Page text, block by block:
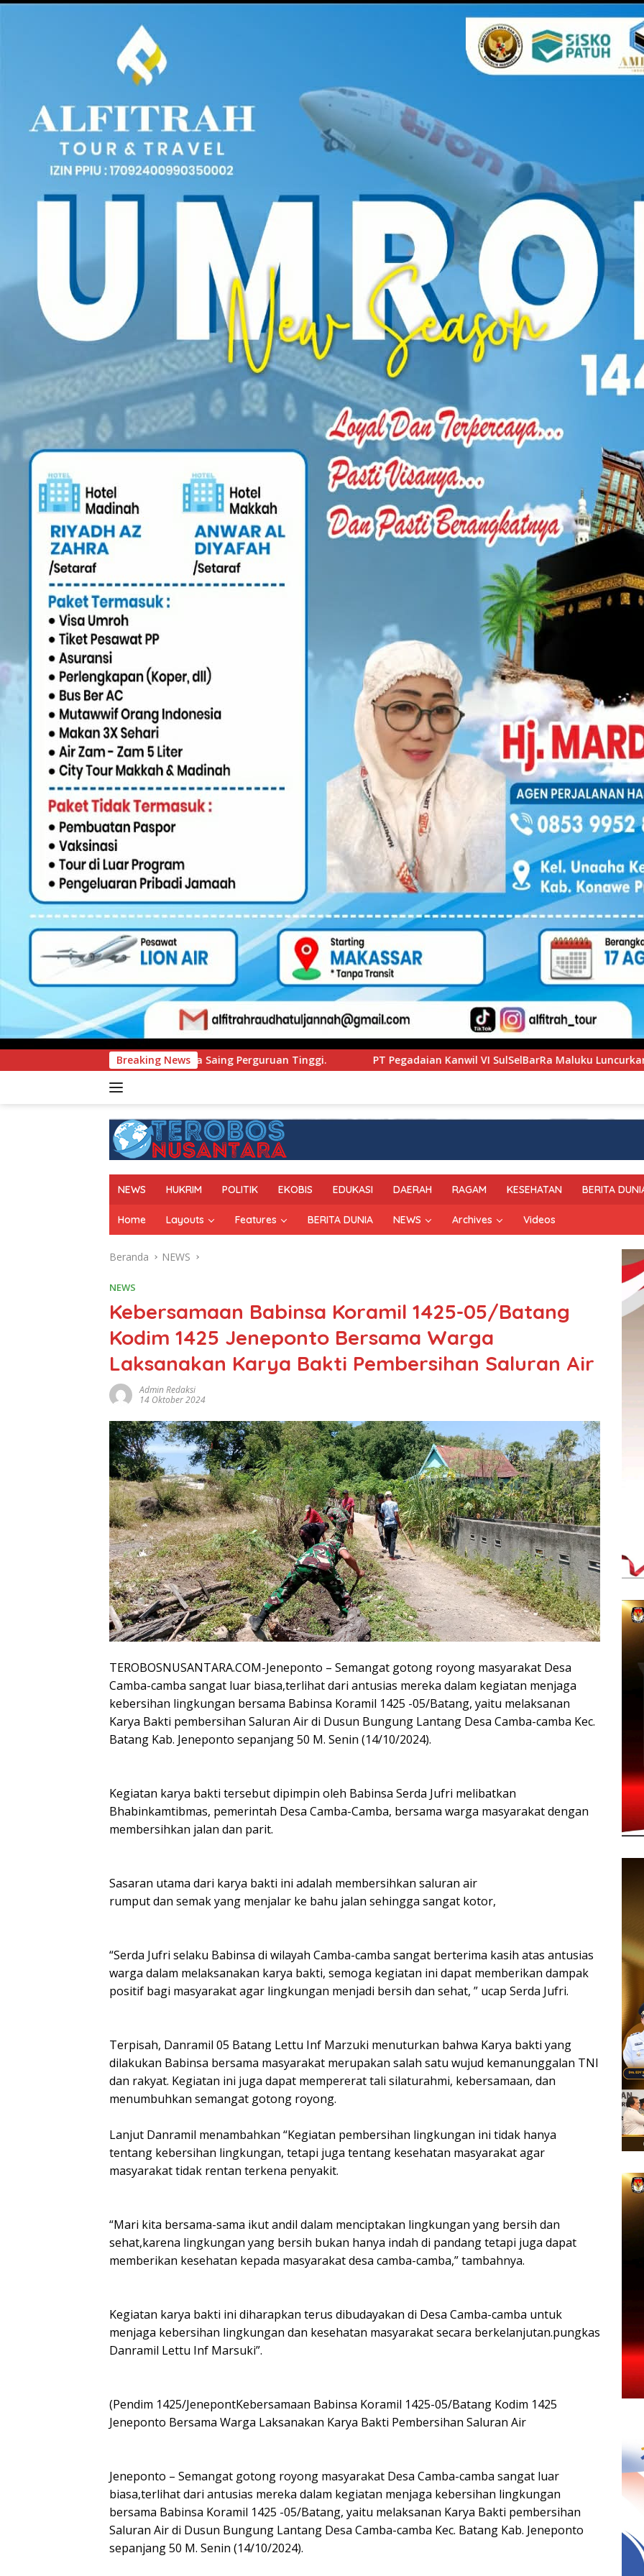
Breaking News
Daya Saing Perguruan Tinggi. PT Pegadaian Kanwil VI SulSelBarRa Maluku Luncurkan Program PANDE EMAS
NEWS HUKRIM POLITIK EKOBIS EDUKASI DAERAH RAGAM KESEHATAN BERITA
Home Layouts Features BERITA DUNIA NEWS Archives Videos
Beranda NEWS
NEWS
Kebersamaan Babinsa Koramil 1425-05/Batang
Kodim 1425 Jeneponto Bersama Warga
Laksanakan Karya Bakti Pembersihan Saluran Air
Admin Redaksi
14 Oktober 2024
TEROBOSNUSANTARA.COM-Jeneponto – Semangat gotong royong masyarakat Desa
Camba-camba sangat luar biasa,terlihat dari antusias mereka dalam kegiatan menjaga
kebersihan lingkungan bersama Babinsa Koramil 1425 -05/Batang, yaitu melaksanan
Karya Bakti pembersihan Saluran Air di Dusun Bungung Lantang Desa Camba-camba Kec.
Batang Kab. Jeneponto sepanjang 50 M. Senin (14/10/2024).
Kegiatan karya bakti tersebut dipimpin oleh Babinsa Serda Jufri melibatkan
Bhabinkamtibmas, pemerintah Desa Camba-Camba, bersama warga masyarakat dengan
membersihkan jalan dan parit.
Sasaran utama dari karya bakti ini adalah membersihkan saluran air
rumput dan semak yang menjalar ke bahu jalan sehingga sangat kotor,
“Serda Jufri selaku Babinsa di wilayah Camba-camba sangat berterima kasih atas antusias
warga dalam melaksanakan karya bakti, semoga kegiatan ini dapat memberikan dampak
positif bagi masyarakat agar lingkungan menjadi bersih dan sehat, ” ucap Serda Jufri.
Terpisah, Danramil 05 Batang Lettu Inf Marzuki menuturkan bahwa Karya bakti yang
dilakukan Babinsa bersama masyarakat merupakan salah satu wujud kemanunggalan TNI
dan rakyat. Kegiatan ini juga dapat mempererat tali silaturahmi, kebersamaan, dan
menumbuhkan semangat gotong royong.
Lanjut Danramil menambahkan “Kegiatan pembersihan lingkungan ini tidak hanya
tentang kebersihan lingkungan, tetapi juga tentang kesehatan masyarakat agar
masyarakat tidak rentan terkena penyakit.
“Mari kita bersama-sama ikut andil dalam menciptakan lingkungan yang bersih dan
sehat,karena lingkungan yang bersih bukan hanya indah di pandang tetapi juga dapat
memberikan kesehatan kepada masyarakat desa camba-camba,” tambahnya.
Kegiatan karya bakti ini diharapkan terus dibudayakan di Desa Camba-camba untuk
menjaga kebersihan lingkungan dan kesehatan masyarakat secara berkelanjutan.pungkas
Danramil Lettu Inf Marsuki”.
(Pendim 1425/JenepontKebersamaan Babinsa Koramil 1425-05/Batang Kodim 1425
Jeneponto Bersama Warga Laksanakan Karya Bakti Pembersihan Saluran Air
Jeneponto – Semangat gotong royong masyarakat Desa Camba-camba sangat luar
biasa,terlihat dari antusias mereka dalam kegiatan menjaga kebersihan lingkungan
bersama Babinsa Koramil 1425 -05/Batang, yaitu melaksanan Karya Bakti pembersihan
Saluran Air di Dusun Bungung Lantang Desa Camba-camba Kec. Batang Kab. Jeneponto
sepanjang 50 M. Senin (14/10/2024).